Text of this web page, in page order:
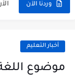
وردنا الآن
أخبار التعليم
موضوع